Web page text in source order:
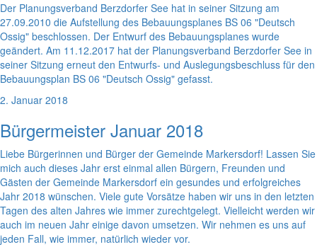
Der Planungsverband Berzdorfer See hat in seiner Sitzung am
27.09.2010 die Aufstellung des Bebauungsplanes BS 06 "Deutsch
Ossig" beschlossen. Der Entwurf des Bebauungsplanes wurde
geändert. Am 11.12.2017 hat der Planungsverband Berzdorfer See in
seiner Sitzung erneut den Entwurfs- und Auslegungsbeschluss für den
Bebauungsplan BS 06 "Deutsch Ossig" gefasst.
2. Januar 2018
Bürgermeister Januar 2018
Liebe Bürgerinnen und Bürger der Gemeinde Markersdorf! Lassen Sie
mich auch dieses Jahr erst einmal allen Bürgern, Freunden und
Gästen der Gemeinde Markersdorf ein gesundes und erfolgreiches
Jahr 2018 wünschen. Viele gute Vorsätze haben wir uns in den letzten
Tagen des alten Jahres wie immer zurechtgelegt. Vielleicht werden wir
auch im neuen Jahr einige davon umsetzen. Wir nehmen es uns auf
jeden Fall, wie immer, natürlich wieder vor.